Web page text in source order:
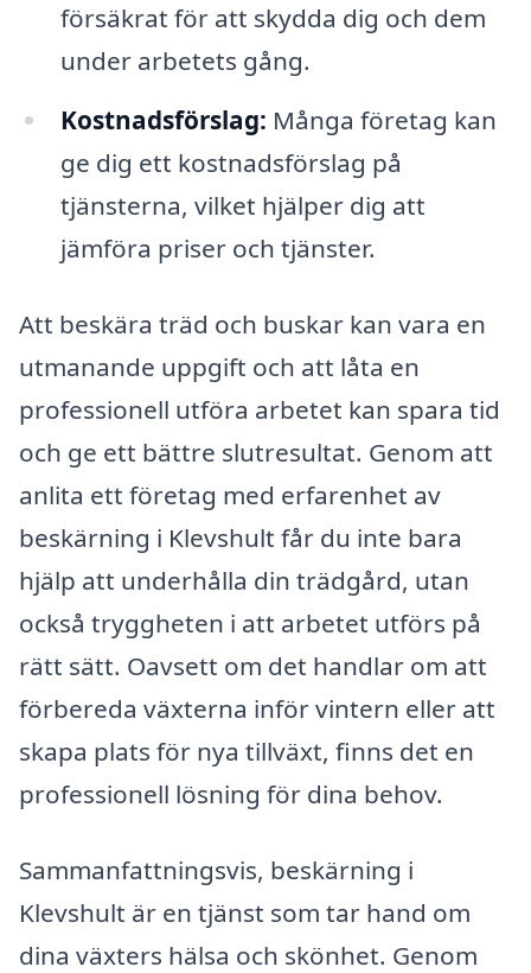
försäkrat för att skydda dig och dem
under arbetets gång.
Kostnadsförslag: Många företag kan
ge dig ett kostnadsförslag på
tjänsterna, vilket hjälper dig att
jämföra priser och tjänster.
Att beskära träd och buskar kan vara en
utmanande uppgift och att låta en
professionell utföra arbetet kan spara tid
och ge ett bättre slutresultat. Genom att
anlita ett företag med erfarenhet av
beskärning i Klevshult får du inte bara
hjälp att underhålla din trädgård, utan
också tryggheten i att arbetet utförs på
rätt sätt. Oavsett om det handlar om att
förbereda växterna inför vintern eller att
skapa plats för nya tillväxt, finns det en
professionell lösning för dina behov.
Sammanfattningsvis, beskärning i
Klevshult är en tjänst som tar hand om
dina växters hälsa och skönhet. Genom